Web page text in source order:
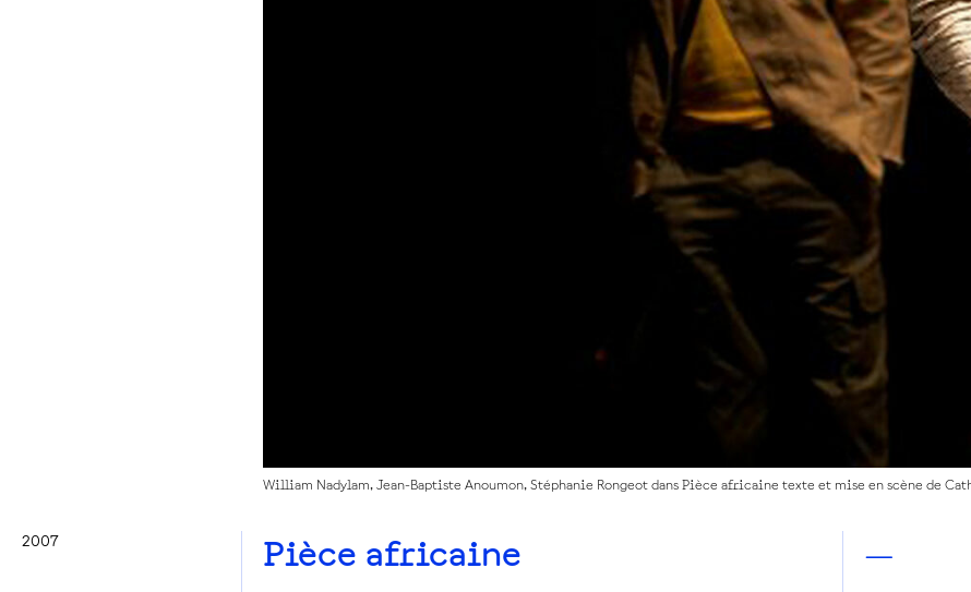
William Nadylam, Jean-Baptiste Anoumon, Stéphanie Rongeot dans Pièce africaine texte et mise en scène de
2007 Pièce africaine —